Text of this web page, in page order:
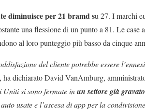
diminuisce per 21 bramd su 27. I marchi
una flessione di un punto a 81. Le
al loro punteggio più basso da cinque
del cliente potrebbe essere
ha dichiarato David VanAmburg,
Uniti si sono fermate inun settore già
usate e l’ascesa di app per la